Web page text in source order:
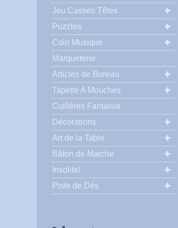
Jeu Casses Têtes
Puzzles
Coin Musique
Marqueterie
Articles de Bureau
Tapette A Mouches
Cuillères Fantaisie
Décorations
Art de la Table
Bâton de Marche
Insolite!
Piste de Dés